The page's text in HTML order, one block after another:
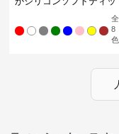
全
8
色